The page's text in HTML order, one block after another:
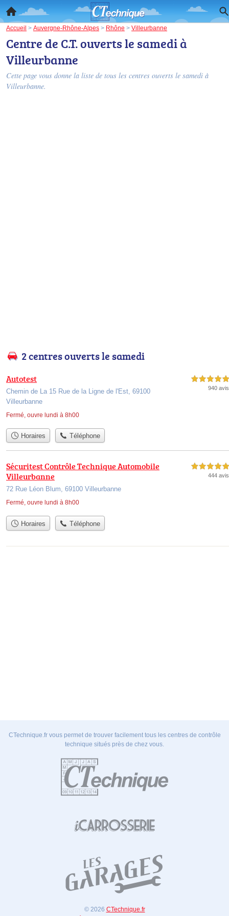
Accueil > Auvergne-Rhône-Alpes > Rhône > Villeurbanne
Centre de C.T. ouverts le samedi à
Villeurbanne
Cette page vous donne la liste de tous les centres ouverts le samedi à
Villeurbanne.
2 centres ouverts le samedi
Autotest
Chemin de La 15 Rue de la Ligne de l'Est, 69100
Villeurbanne
Fermé, ouvre lundi à 8h00
5,0 étoiles sur 5
940 avis
Horaires Téléphone
Sécuritest Contrôle Technique Automobile
Villeurbanne
72 Rue Léon Blum, 69100 Villeurbanne
Fermé, ouvre lundi à 8h00
5,0 étoiles sur 5
444 avis
Horaires Téléphone
CTechnique.fr vous permet de trouver facilement tous les centres de contrôle
technique situés près de chez vous.
© 2026 CTechnique.fr